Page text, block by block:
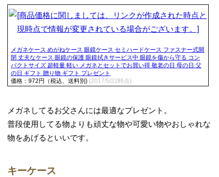
メガネケース めがねケース 眼鏡ケース セミハードケース ファスナー式開
閉 丈夫なケース 眼鏡の保護 眼鏡拭きサービス中 眼鏡を傷から守る コン
パクトサイズ 超軽量 軽い メガネとセットでお買い得 敬老の日 母の日 父
の日 ギフト 贈り物 ギフト プレゼント
価格：972円（税込、送料別) (2017/5/22時点)
メガネしてるお父さんには最適なプレゼント。
普段使用してる物よりも頑丈な物や可愛い物やおしゃれな
物をあげるといいです。
キーケース